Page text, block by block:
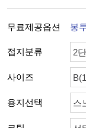
무료제공옵션 봉
접지분류 2
사이즈
용지선택 스